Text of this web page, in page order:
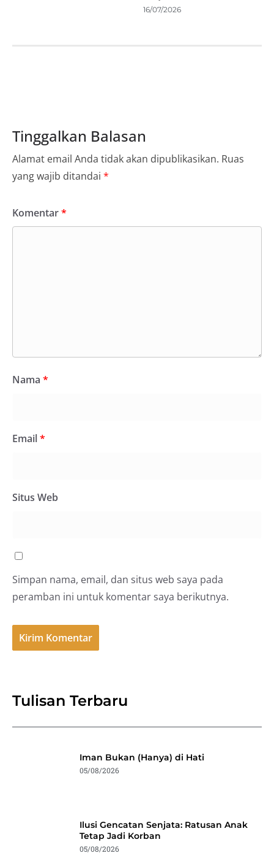
16/07/2026
Tinggalkan Balasan
Alamat email Anda tidak akan dipublikasikan. Ruas
yang wajib ditandai *
Komentar*
Nama *
Email*
Situs Web
Simpan nama, email, dan situs web saya pada
peramban ini untuk komentar saya berikutnya.
Tulisan Terbaru
Iman Bukan (Hanya) di Hati
05/08/2026
Ilusi Gencatan Senjata: Ratusan Anak
Tetap Jadi Korban
05/08/2026